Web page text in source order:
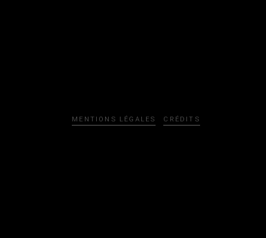
MENTIONS LÉGALES CRÉDITS